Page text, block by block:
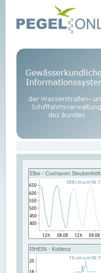
Elbe - Cuxhaven Steubenhöft
RHEIN - Koblenz